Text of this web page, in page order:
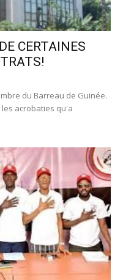
CERTAINES
du Barreau de Guinée.
acrobaties qu'a